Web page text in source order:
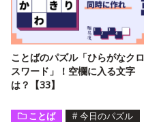
ことばのパズル「ひらがなクロ
スワード」！空欄に入る文字
は？【33】
ことば # 今日のパズル